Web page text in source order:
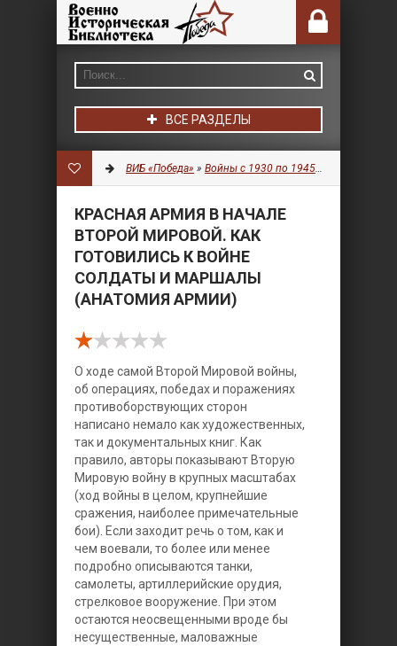
ВСЕ РАЗДЕЛЫ
ВИБ «Победа» » Войны с 1930 по 1945 гг.
КРАСНАЯ АРМИЯ В НАЧАЛЕ
ВТОРОЙ МИРОВОЙ. КАК
ГОТОВИЛИСЬ К ВОЙНЕ
СОЛДАТЫ И МАРШАЛЫ
(АНАТОМИЯ АРМИИ)
О ходе самой Второй Мировой войны,
об операциях, победах и поражениях
противоборствующих сторон
написано немало как художественных,
так и документальных книг. Как
правило, авторы показывают Вторую
Мировую войну в крупных масштабах
(ход войны в целом, крупнейшие
сражения, наиболее примечательные
бои). Если заходит речь о том, как и
чем воевали, то более или менее
подробно описываются танки,
самолеты, артиллерийские орудия,
стрелковое вооружение. При этом
остаются неосвещенными вроде бы
несущественные, маловажные